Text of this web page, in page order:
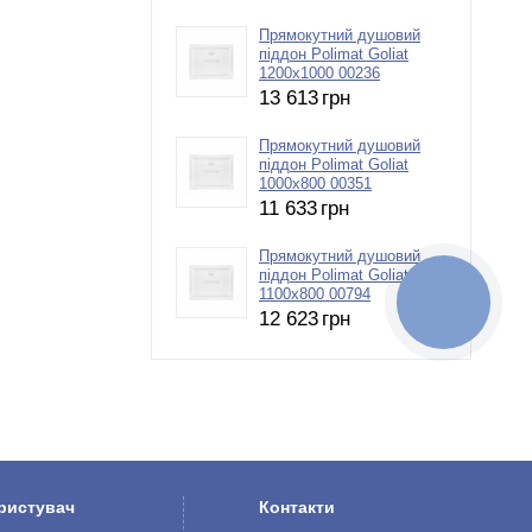
Прямокутний душовий
піддон Polimat Goliat
1200х1000 00236
13 613 грн
Прямокутний душовий
піддон Polimat Goliat
1000х800 00351
11 633 грн
Прямокутний душовий
піддон Polimat Goliat
1100х800 00794
12 623 грн
Контакти